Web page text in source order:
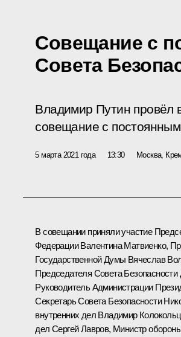
Совещание с
Совета
Владимир Путин провёл
совещание с
5 марта 2021 года 13:30 Москва,
В совещании приняли участие
ФедерацииВалентина Матвиенко,
Государственной Думы Вячеслав
Председателя Совета Безопасности
Руководитель Администрации
Секретарь Совета Безопасности
внутренних дел Владимир
дел Сергей Лавров, Министр